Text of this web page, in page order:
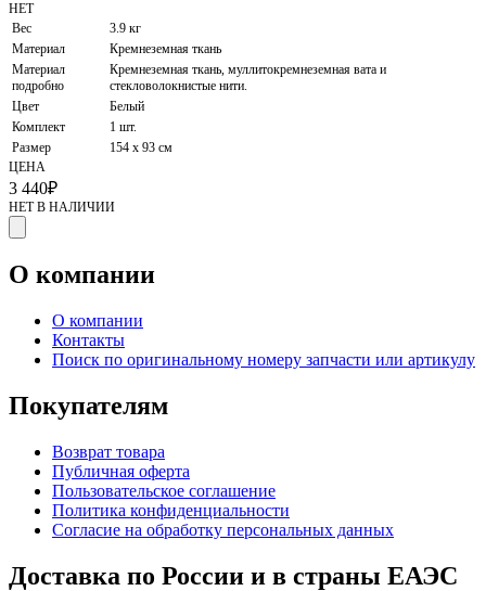
НЕТ
Вес
3.9 кг
Материал
Кремнеземная ткань
Материал
подробно
Кремнеземная ткань, муллитокремнеземная вата и
стекловолокнистые нити.
Цвет
Белый
Комплект
1 шт.
Размер
154 х 93 см
ЦЕНА
3 440₽
НЕТ В НАЛИЧИИ
О компании
О компании
Контакты
Поиск по оригинальному номеру запчасти или артикулу
Покупателям
Возврат товара
Публичная оферта
Пользовательское соглашение
Политика конфиденциальности
Согласие на обработку персональных данных
Доставка по России и в страны ЕАЭС